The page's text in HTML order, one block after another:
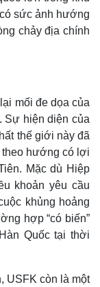
sức ảnh hướng
chảy địa chính
mối đe dọa của
Sự hiện diện của
thế giới này đã
hướng có lợi
Mặc dù Hiệp
khoản yêu cầu
khủng hoảng
hợp “có biến”
Quốc tại thời
USFK còn là một